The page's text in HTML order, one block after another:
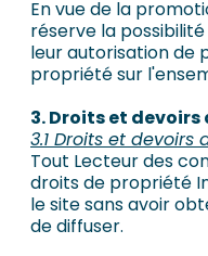
En vue de la
réserve la
leur autorisation de
propriété sur
3. Droits et
3.1 Droits et devoirs
Tout Lecteur des
droits de propriété
le site sans avoir
de diffuser.